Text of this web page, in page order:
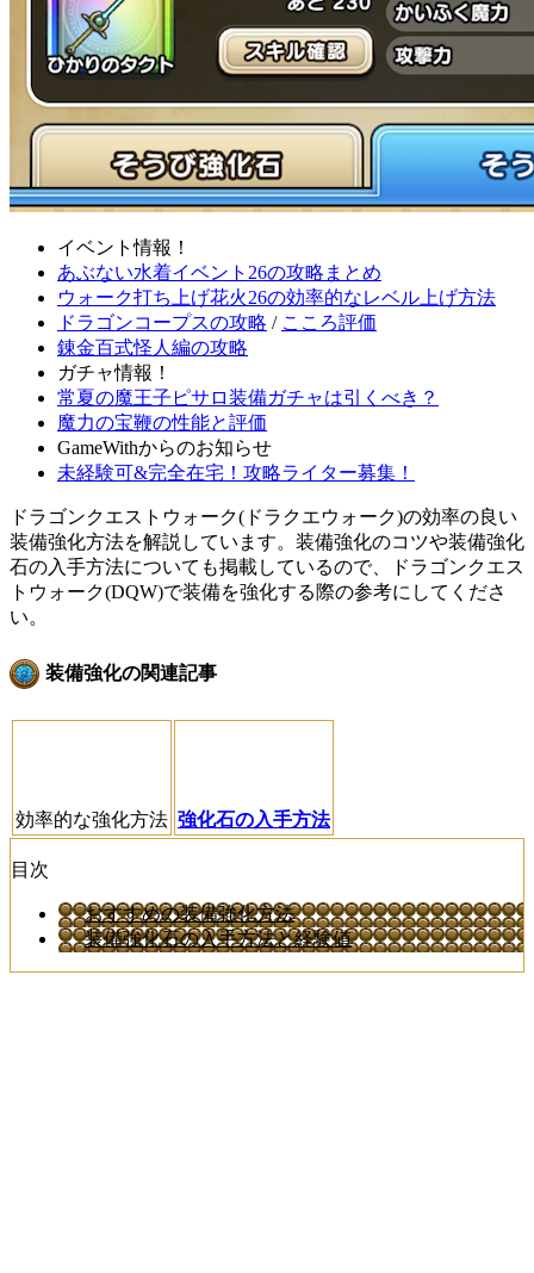
イベント情報！
あぶない水着イベント26の攻略まとめ
ウォーク打ち上げ花火26の効率的なレベル上げ方法
ドラゴンコープスの攻略 / こころ評価
錬金百式怪人編の攻略
ガチャ情報！
常夏の魔王子ピサロ装備ガチャは引くべき？
魔力の宝鞭の性能と評価
GameWithからのお知らせ
未経験可&完全在宅！攻略ライター募集！
ドラゴンクエストウォーク(ドラクエウォーク)の効率の良い
装備強化方法を解説しています。装備強化のコツや装備強化
石の入手方法についても掲載しているので、ドラゴンクエス
トウォーク(DQW)で装備を強化する際の参考にしてくださ
い。
装備強化の関連記事
効率的な強化方法 強化石の入手方法
目次
おすすめの装備強化方法
装備強化石の入手方法と経験値